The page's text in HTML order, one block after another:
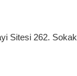
Sitesi 262. Sokak